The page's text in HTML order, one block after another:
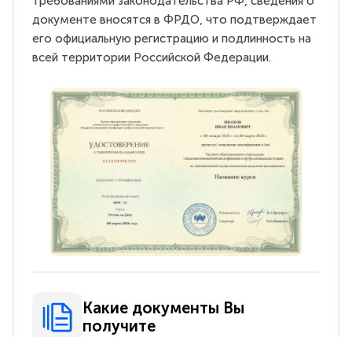
документе вносятся в ФРДО, что подтверждает
его официальную регистрацию и подлинность на
всей территории Российской Федерации.
Какие документы Вы
получите